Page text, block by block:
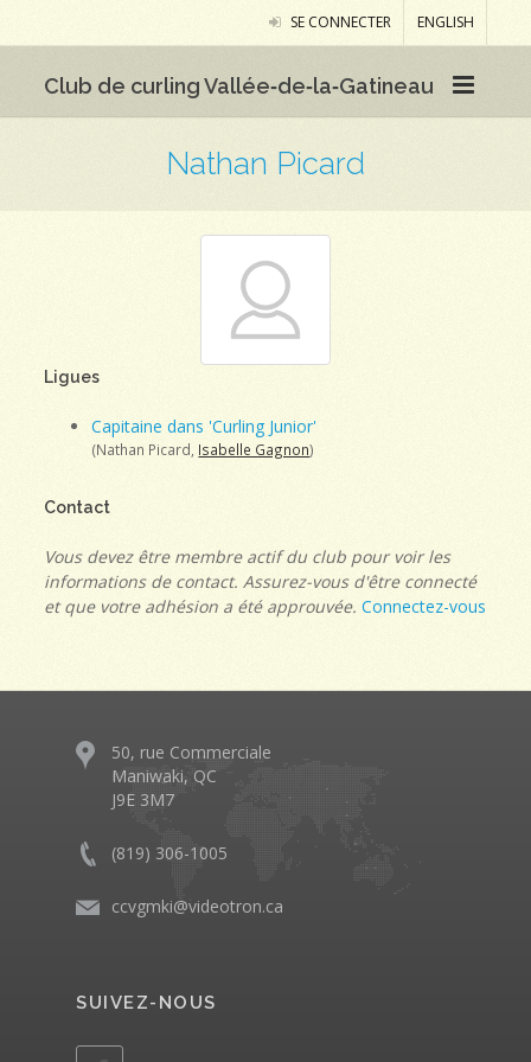
SE CONNECTER ENGLISH
Club de curling Vallée‑de‑la‑Gatineau
Nathan Picard
Ligues
Capitaine dans 'Curling Junior'
(Nathan Picard, Isabelle Gagnon)
Contact
Vous devez être membre actif du club pour voir les
informations de contact. Assurez-vous d'être connecté
et que votre adhésion a été approuvée. Connectez-vous
50, rue Commerciale
Maniwaki, QC
J9E 3M7
(819) 306-1005
ccvgmki@videotron.ca
SUIVEZ-NOUS